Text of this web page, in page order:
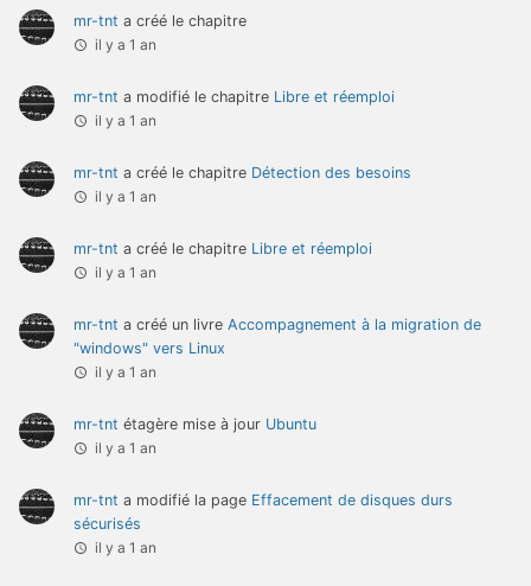
mr-tnt a créé le chapitre
il y a 1 an
mr-tnt a modifié le chapitre Libre et réemploi
il y a 1 an
mr-tnt a créé le chapitre Détection des besoins
il y a 1 an
mr-tnt a créé le chapitre Libre et réemploi
il y a 1 an
mr-tnt a créé un livre Accompagnement à la migration de
"windows" vers Linux
il y a 1 an
mr-tnt étagère mise à jour Ubuntu
il y a 1 an
mr-tnt a modifié la page Effacement de disques durs
sécurisés
il y a 1 an